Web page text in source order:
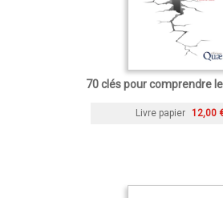
70 clés pour comprendre
Livre papier 12,00